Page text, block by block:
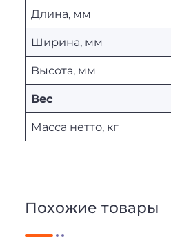
Длина, мм
Ширина, мм
Высота, мм
Вес
Масса нетто, кг
Похожие товары